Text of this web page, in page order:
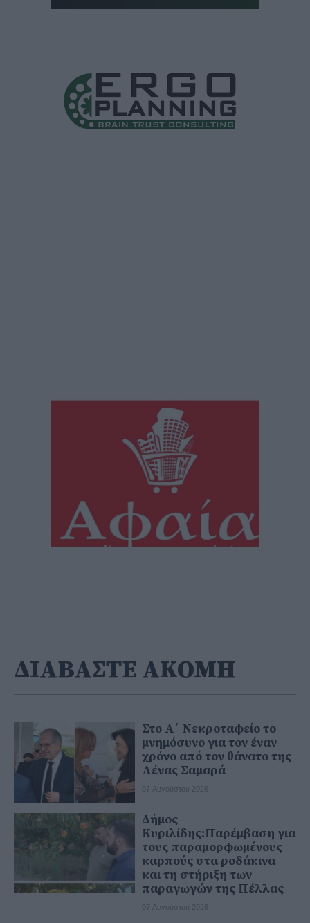
ΔΙΑΒΑΣΤΕ ΑΚΟΜΗ
Στο Α΄ Νεκροταφείο το
μνημόσυνο για τον έναν
χρόνο από τον θάνατο της
Λένας Σαμαρά
07 Αυγούστου 2026
Δήμος
Κυριλίδης:Παρέμβαση για
τους παραμορφωμένους
καρπούς στα ροδάκινα
και τη στήριξη των
παραγωγών της Πέλλας
07 Αυγούστου 2026